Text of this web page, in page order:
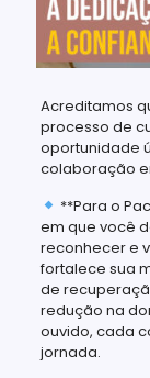
Acreditamos
processo de
oportunidade
colaboração
**Para o
em que você
reconhecer e
fortalece sua
de
redução na
ouvido, cada
jornada.